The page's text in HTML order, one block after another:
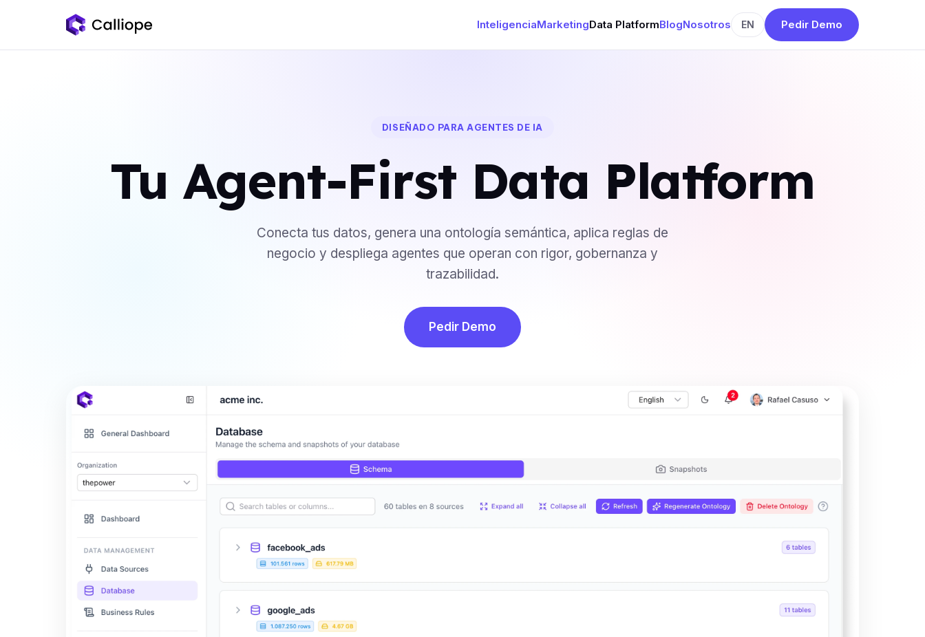
InteligenciaMarketingData PlatformBlogNosotros EN Pedir Demo
DISEÑADO PARA AGENTES DE IA
Tu Agent-First Data Platform
Conecta tus datos, genera una ontología semántica, aplica reglas de
negocio y despliega agentes que operan con rigor, gobernanza y
trazabilidad.
Pedir Demo